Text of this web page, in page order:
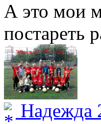
А это мои
постареть
Надежда